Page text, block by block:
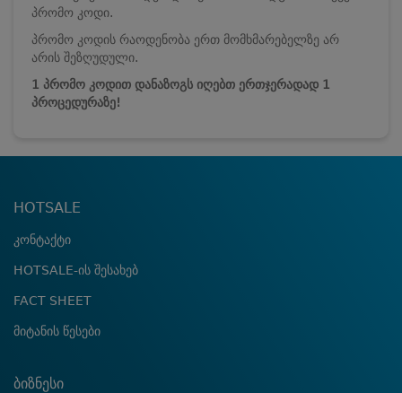
პრომო კოდი.
პრომო კოდის რაოდენობა ერთ მომხმარებელზე არ
არის შეზღუდული.
1 პრომო კოდით დანაზოგს იღებთ ერთჯერადად 1
პროცედურაზე!
HOTSALE
კონტაქტი
HOTSALE-ის შესახებ
FACT SHEET
მიტანის წესები
ბიზნესი